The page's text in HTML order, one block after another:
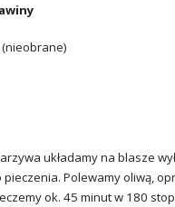
(nieobrane)
układamy na blasze
Polewamy oliwą,
ok. 45 minut w 180